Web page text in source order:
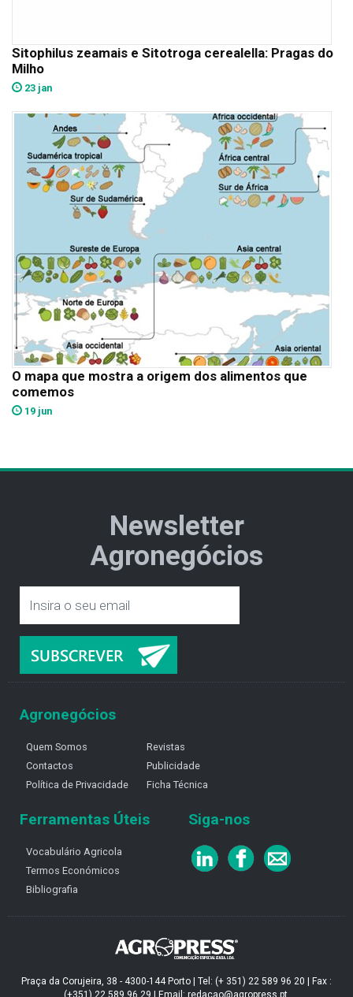
Sitophilus zeamais e Sitotroga cerealella: Pragas do
Milho
23 jan
O mapa que mostra a origem dos alimentos que
comemos
19 jun
Newsletter
Agronegócios
Agronegócios
Quem Somos
Contactos
Política de Privacidade
Revistas
Publicidade
Ficha Técnica
Ferramentas Úteis
Vocabulário Agricola
Termos Económicos
Bibliografia
Siga-nos
Praça da Corujeira, 38 - 4300-144 Porto | Tel: (+ 351) 22 589 96 20 | Fax :
(+351) 22 589 96 29 | Email: redacao@agropress.pt